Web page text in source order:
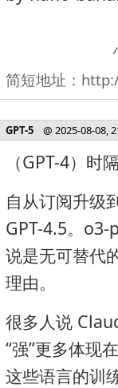
简短地址：
GPT-5 @ 2025-08-08,
（GPT-4）时
自从订阅升级
GPT-4.5。o3-
说是无可替代
理由。
很多人说
“强”更多体现
这些语言的训